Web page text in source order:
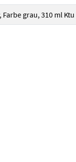
Farbe grau, 310 ml